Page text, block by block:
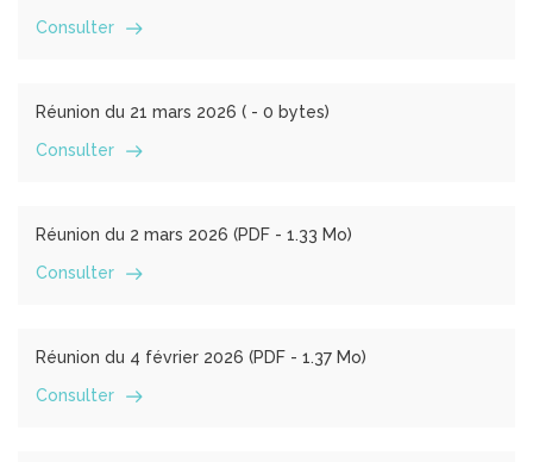
Consulter
Réunion du 21 mars 2026 ( - 0 bytes)
Consulter
Réunion du 2 mars 2026 (PDF - 1.33 Mo)
Consulter
Réunion du 4 février 2026 (PDF - 1.37 Mo)
Consulter